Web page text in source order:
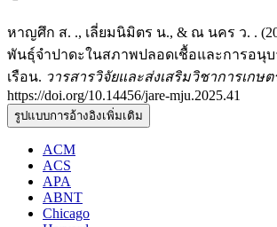
หาญศึก ส. ., เลี่ยมนิมิตร น., & ณ นคร ว. .
พันธุ์จำปาดะในสภาพปลอดเชื้อและการอนุ
เรือน. วารสารวิจัยและส่งเสริมวิชาการเกษต
https://doi.org/10.14456/jare-mju.2025.41
รูปแบบการอ้างอิงเพิ่มเติม
ACM
ACS
APA
ABNT
Chicago